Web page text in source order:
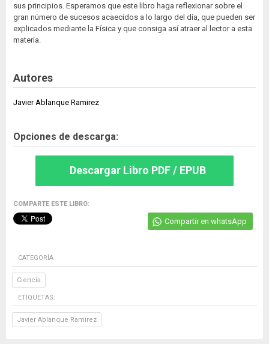
sus principios. Esperamos que este libro haga reflexionar sobre el
gran número de sucesos acaecidos a lo largo del día, que pueden ser
explicados mediante la Física y que consiga así atraer al lector a esta
materia.
Autores
Javier Ablanque Ramirez
Opciones de descarga:
Descargar Libro PDF / EPUB
COMPARTE ESTE LIBRO:
Compartir en whatsApp
CATEGORÍA
Ciencia
ETIQUETAS:
Javier Ablanque Ramirez